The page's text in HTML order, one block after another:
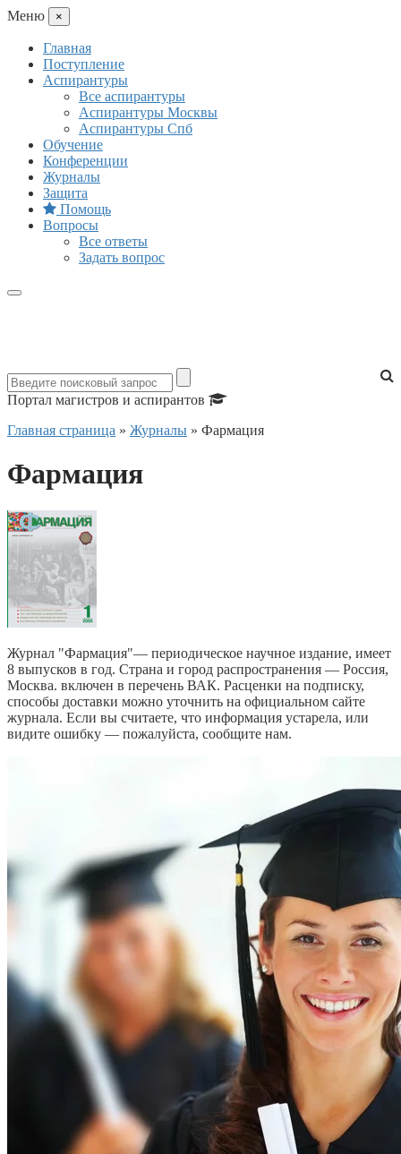
Mеню ×
Главная
Поступление
Аспирантуры
Все аспирантуры
Аспирантуры Москвы
Аспирантуры Спб
Обучение
Конференции
Журналы
Защита
Помощь
Вопросы
Все ответы
Задать вопрос
Портал магистров и аспирантов
Главная страница » Журналы » Фармация
Фармация
Журнал "Фармация"— периодическое научное издание, имеет
8 выпусков в год. Страна и город распространения — Россия,
Москва. включен в перечень ВАК. Расценки на подписку,
способы доставки можно уточнить на официальном сайте
журнала. Если вы считаете, что информация устарела, или
видите ошибку — пожалуйста, сообщите нам.